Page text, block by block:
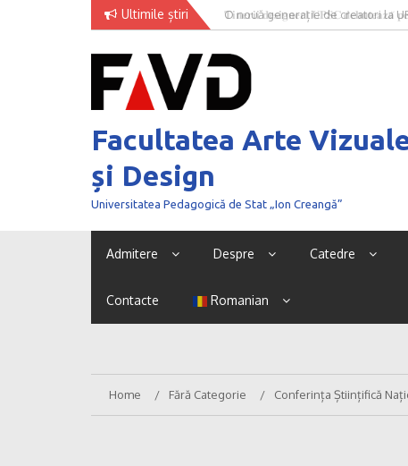
Ultimile știri O nouă generație de creatori la
Facultatea Arte
și Design
Universitatea Pedagogică de Stat „Ion Creangă”
Admitere Despre Catedre
Contacte Romanian
Home Fără Categorie Conferința Științifică